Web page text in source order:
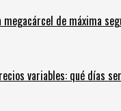
de máxima
variables: qué días